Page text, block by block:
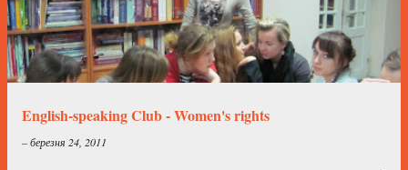
English-speaking Club - Women's rights
–березня 24, 2011